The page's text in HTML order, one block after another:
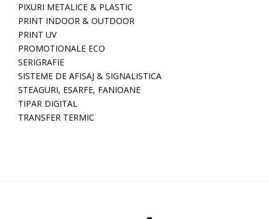
PIXURI METALICE & PLASTIC
PRINT INDOOR & OUTDOOR
PRINT UV
PROMOTIONALE ECO
SERIGRAFIE
SISTEME DE AFISAJ & SIGNALISTICA
STEAGURI, ESARFE, FANIOANE
TIPAR DIGITAL
TRANSFER TERMIC